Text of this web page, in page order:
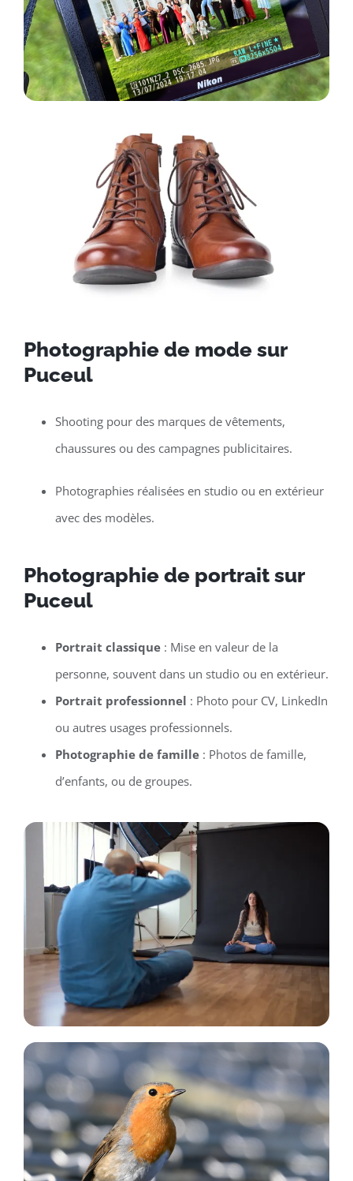
Photographie de mode sur
Puceul
Shooting pour des marques de vêtements,
chaussures ou des campagnes publicitaires.
Photographies réalisées en studio ou en extérieur
avec des modèles.
Photographie de portrait sur
Puceul
Portrait classique: Mise en valeur de la
personne, souvent dans un studio ou en extérieur.
Portrait professionnel : Photo pour CV, LinkedIn
ou autres usages professionnels.
Photographie de famille: Photos de famille,
d’enfants, ou de groupes.